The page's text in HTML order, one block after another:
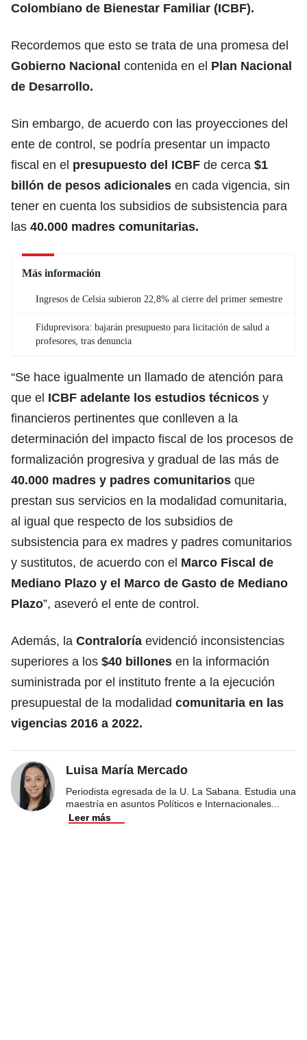
Colombiano de Bienestar Familiar (ICBF).
Recordemos que esto se trata de una promesa del
Gobierno Nacional contenida en el Plan Nacional
de Desarrollo.
Sin embargo, de acuerdo con las proyecciones del
ente de control, se podría presentar un impacto
fiscal en el presupuesto del ICBF de cerca $1
billón de pesos adicionales en cada vigencia, sin
tener en cuenta los subsidios de subsistencia para
las 40.000 madres comunitarias.
Más información
Ingresos de Celsia subieron 22,8% al cierre del primer semestre
Fiduprevisora: bajarán presupuesto para licitación de salud a
profesores, tras denuncia
“Se hace igualmente un llamado de atención para
que el ICBF adelante los estudios técnicos y
financieros pertinentes que conlleven a la
determinación del impacto fiscal de los procesos de
formalización progresiva y gradual de las más de
40.000 madres y padres comunitarios que
prestan sus servicios en la modalidad comunitaria,
al igual que respecto de los subsidios de
subsistencia para ex madres y padres comunitarios
y sustitutos, de acuerdo con el Marco Fiscal de
Mediano Plazo y el Marco de Gasto de Mediano
Plazo”, aseveró el ente de control.
Además, la Contraloría evidenció inconsistencias
superiores a los $40 billones en la información
suministrada por el instituto frente a la ejecución
presupuestal de la modalidad comunitaria en las
vigencias 2016 a 2022.
Luisa María Mercado
Periodista egresada de la U. La Sabana. Estudia una
maestría en asuntos Políticos e Internacionales
Leer más